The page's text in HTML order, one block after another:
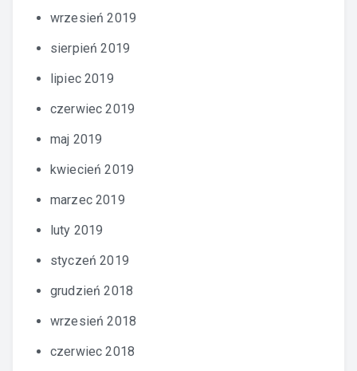
wrzesień 2019
sierpień 2019
lipiec 2019
czerwiec 2019
maj 2019
kwiecień 2019
marzec 2019
luty 2019
styczeń 2019
grudzień 2018
wrzesień 2018
czerwiec 2018